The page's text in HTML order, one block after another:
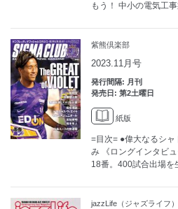
もう！ 中小の電気工
紫熊倶楽部
2023.11月号
発行間隔: 月刊
発売日: 第2土曜日
紙版
=目次= ●偉大なるシ
み 《ロングインタビ
18番。400試合出場を
jazzLife（ジャズライフ）